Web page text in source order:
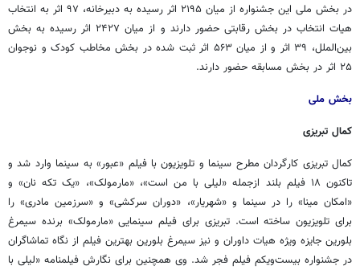
در بخش ملی این جشنواره از میان ۲۱۹۵ اثر رسیده به دبیرخانه، ۹۷ اثر به انتخاب
هیات انتخاب در بخش رقابتی حضور دارند و از میان ۲۴۲۷ اثر رسیده به بخش
بین‌الملل، ۳۹ اثر و از میان ۵۶۳ اثر ثبت شده در بخش مخاطب کودک و نوجوان
۲۵ اثر در بخش مسابقه حضور دارند.
بخش ملی
کمال تبریزی
کمال تبریزی کارگردان مطرح سینما و تلویزیون با فیلم «عبور» به سینما وارد شد و
تاکنون ۱۸ فیلم بلند ازجمله «لیلی با من است»، «مارمولک»، «یک تکه نان» و
«امکان مینا» را در سینما و «شهریار»، «دوران سرکشی» و «سرزمین مادری» را
برای تلویزیون ساخته است. تبریزی برای فیلم سینمایی «مارمولک» برنده سیمرغ
بلورین جایزه ویژه هیات داوران و نیز سیمرغ بلورین بهترین فیلم از نگاه تماشاگران
در جشنواره بیست‌ویکم فیلم فجر شد. وی همچنین برای نگارش فیلمنامه «لیلی با